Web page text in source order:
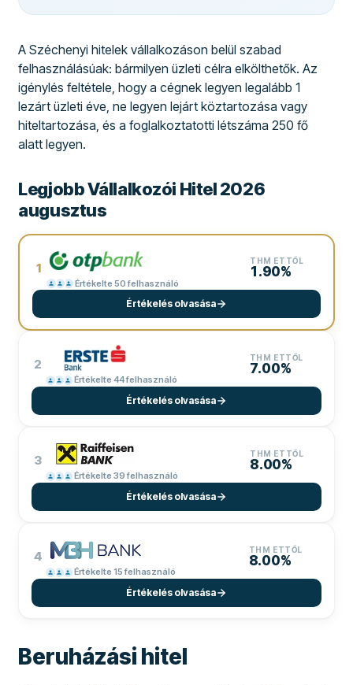
A Széchenyi hitelek vállalkozáson belül szabad
felhasználásúak: bármilyen üzleti célra elkölthetők. Az
igénylés feltétele, hogy a cégnek legyen legalább 1
lezárt üzleti éve, ne legyen lejárt köztartozása vagy
hiteltartozása, és a foglalkoztatotti létszáma 250 fő
alatt legyen.
Legjobb Vállalkozói Hitel 2026
augusztus
1
Értékelte 50 felhasználó
THM ETTŐL
1.90%
Értékelés olvasása
2
Értékelte 44 felhasználó
THM ETTŐL
7.00%
Értékelés olvasása
3
Értékelte 39 felhasználó
THM ETTŐL
8.00%
Értékelés olvasása
4
Értékelte 15 felhasználó
THM ETTŐL
8.00%
Értékelés olvasása
Beruházási hitel